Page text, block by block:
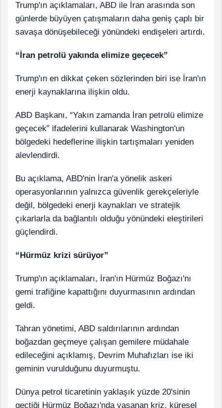
Trump'ın açıklamaları, ABD ile İran arasında son
günlerde büyüyen çatışmaların daha geniş çaplı bir
savaşa dönüşebileceği yönündeki endişeleri artırdı.
“İran petrolü yakında elimize geçecek”
Trump'ın en dikkat çeken sözlerinden biri ise İran'ın
enerji kaynaklarına ilişkin oldu.
ABD Başkanı, “Yakın zamanda İran petrolü elimize
geçecek” ifadelerini kullanarak Washington'un
bölgedeki hedeflerine ilişkin tartışmaları yeniden
alevlendirdi.
Bu açıklama, ABD'nin İran'a yönelik askeri
operasyonlarının yalnızca güvenlik gerekçeleriyle
değil, bölgedeki enerji kaynakları ve stratejik
çıkarlarla da bağlantılı olduğu yönündeki eleştirileri
güçlendirdi.
“Hürmüz krizi sürüyor”
Trump'ın açıklamaları, İran'ın Hürmüz Boğazı'nı
gemi trafiğine kapattığını duyurmasının ardından
geldi.
Tahran yönetimi, ABD saldırılarının ardından
boğazdan geçmeye çalışan gemilere müdahale
edileceğini açıklamış, Devrim Muhafızları ise iki
geminin vurulduğunu duyurmuştu.
Dünya petrol ticaretinin yaklaşık yüzde 20'sinin
geçtiği Hürmüz Boğazı'nda yaşanan kriz, küresel